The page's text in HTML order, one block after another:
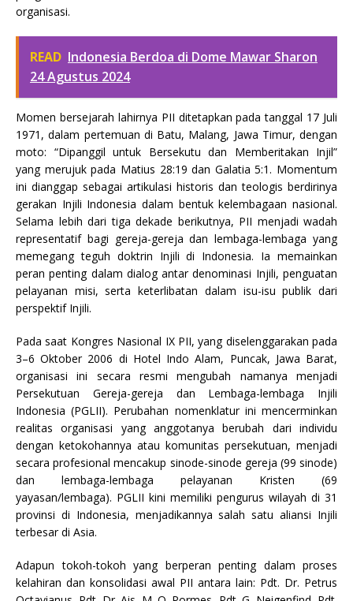
organisasi.
READ Indonesia Berdoa di Dome Mawar Sharon
24 Agustus 2024
Momen bersejarah lahirnya PII ditetapkan pada tanggal 17 Juli
1971, dalam pertemuan di Batu, Malang, Jawa Timur, dengan
moto: “Dipanggil untuk Bersekutu dan Memberitakan Injil”
yang merujuk pada Matius 28:19 dan Galatia 5:1. Momentum
ini dianggap sebagai artikulasi historis dan teologis berdirinya
gerakan Injili Indonesia dalam bentuk kelembagaan nasional.
Selama lebih dari tiga dekade berikutnya, PII menjadi wadah
representatif bagi gereja-gereja dan lembaga-lembaga yang
memegang teguh doktrin Injili di Indonesia. Ia memainkan
peran penting dalam dialog antar denominasi Injili, penguatan
pelayanan misi, serta keterlibatan dalam isu-isu publik dari
perspektif Injili.
Pada saat Kongres Nasional IX PII, yang diselenggarakan pada
3–6 Oktober 2006 di Hotel Indo Alam, Puncak, Jawa Barat,
organisasi ini secara resmi mengubah namanya menjadi
Persekutuan Gereja-gereja dan Lembaga-lembaga Injili
Indonesia (PGLII). Perubahan nomenklatur ini mencerminkan
realitas organisasi yang anggotanya berubah dari individu
dengan ketokohannya atau komunitas persekutuan, menjadi
secara profesional mencakup sinode-sinode gereja (99 sinode)
dan lembaga-lembaga pelayanan Kristen (69
yayasan/lembaga). PGLII kini memiliki pengurus wilayah di 31
provinsi di Indonesia, menjadikannya salah satu aliansi Injili
terbesar di Asia.
Adapun tokoh-tokoh yang berperan penting dalam proses
kelahiran dan konsolidasi awal PII antara lain: Pdt. Dr. Petrus